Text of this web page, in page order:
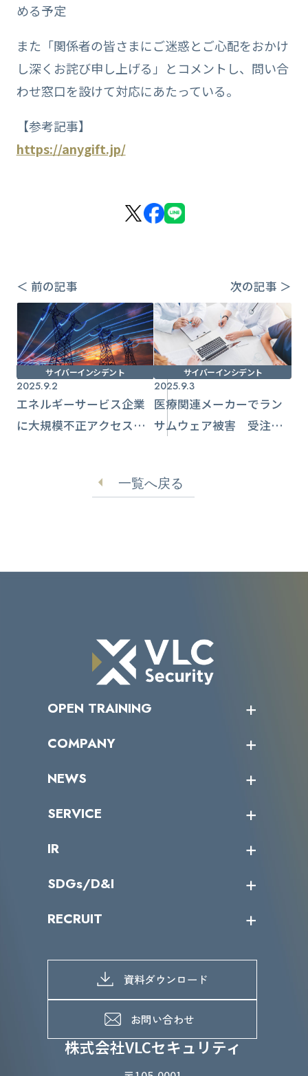
める予定
また「関係者の皆さまにご迷惑とご心配をおかけ
し深くお詫び申し上げる」とコメントし、問い合
わせ窓口を設けて対応にあたっている。
【参考記事】
https://anygift.jp/
＜ 前の記事 次の記事 ＞
サイバーインシデント
2025.9.2
エネルギーサービス企業
に大規模不正アクセス
サイバーインシデント
2025.9.3
医療関連メーカーでラン
サムウェア被害 受注・
一覧へ戻る
株式会社VLCセキュリティ
OPEN TRAINING
受講者の声
COMPANY
トップメッセージ
ミッション／ビジョン
パートナー企業一覧
NEWS
サイバーニュース
SERVICE
カテゴリー別サービス一覧
IR
IRカレンダー
IRライブラリー
よくあるご質問
SDGs/D&I
当グループのマテリアリティ
SDGs推進体制
D&Iの取り組み
RECRUIT
募集職種一覧
メッセージ
メンバーインタビュー
資料ダウンロード
お問い合わせ